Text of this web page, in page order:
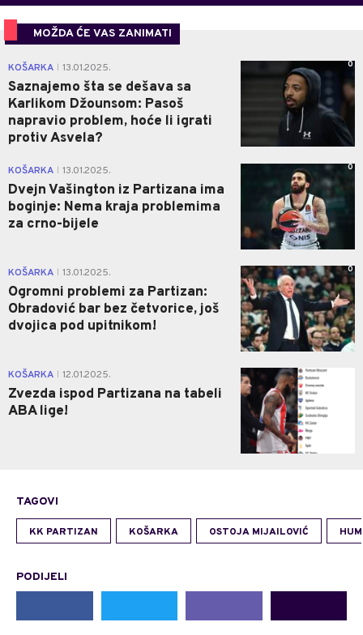
MOŽDA ĆE VAS ZANIMATI
KOŠARKA 13.01.2025.
Saznajemo šta se dešava sa
Karlikom Džounsom: Pasoš
napravio problem, hoće li igrati
protiv Asvela?
0
KOŠARKA 13.01.2025.
Dvejn Vašington iz Partizana ima
boginje: Nema kraja problemima
za crno-bijele
0
KOŠARKA 13.01.2025.
Ogromni problemi za Partizan:
Obradović bar bez četvorice, još
dvojica pod upitnikom!
0
KOŠARKA 12.01.2025.
Zvezda ispod Partizana na tabeli
ABA lige!
TAGOVI
KK PARTIZAN KOŠARKA OSTOJA MIJAILOVIĆ
PODIJELI